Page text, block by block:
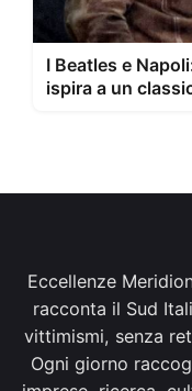
I Beatles e
ispira a un
Eccellenze
racconta il Sud
vittimismi, senza
Ogni giorno